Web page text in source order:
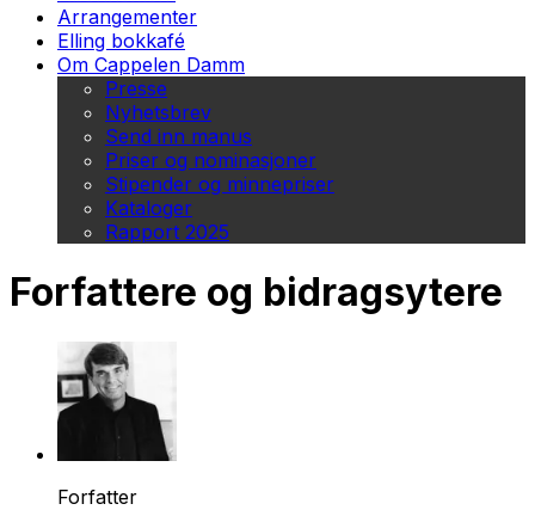
Arrangementer
Elling bokkafé
Om Cappelen Damm
Presse
Nyhetsbrev
Send inn manus
Priser og nominasjoner
Stipender og minnepriser
Kataloger
Rapport 2025
Forfattere og bidragsytere
Forfatter